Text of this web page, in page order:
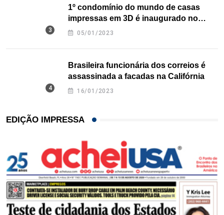
1º condomínio do mundo de casas
impressas em 3D é inaugurado no
Texas
05/01/2023
Brasileira funcionária dos correios é
assassinada a facadas na Califórnia
16/01/2023
EDIÇÃO IMPRESSA